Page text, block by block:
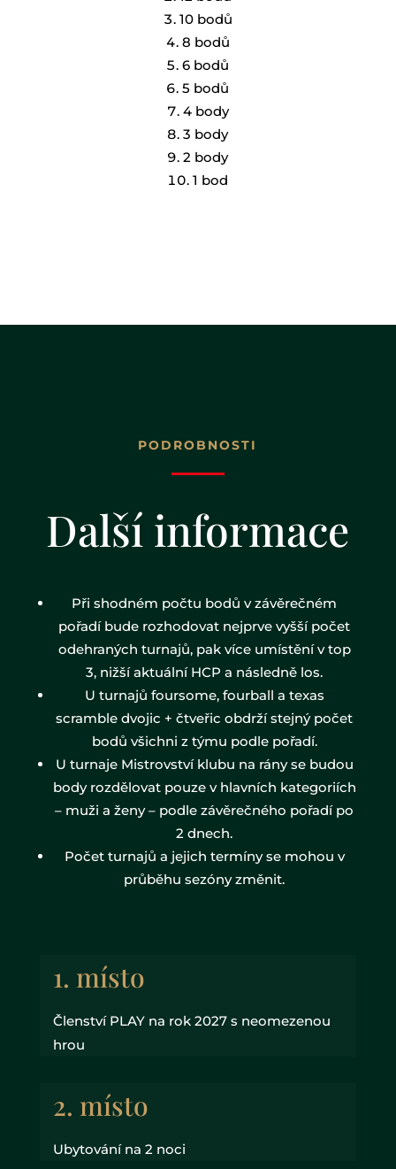
10 bodů
8 bodů
6 bodů
5 bodů
4 body
3 body
2 body
1 bod
PODROBNOSTI
Další informace
Při shodném počtu bodů v závěrečném
pořadí bude rozhodovat nejprve vyšší počet
odehraných turnajů, pak více umístění v top
3, nižší aktuální HCP a následně los.
U turnajů foursome, fourball a texas
scramble dvojic + čtveřic obdrží stejný počet
bodů všichni z týmu podle pořadí.
U turnaje Mistrovství klubu na rány se budou
body rozdělovat pouze v hlavních kategoriích
– muži a ženy – podle závěrečného pořadí po
2 dnech.
Počet turnajů a jejich termíny se mohou v
průběhu sezóny změnit.
1. místo
Členství PLAY na rok 2027 s neomezenou
hrou
2. místo
Ubytování na 2 noci